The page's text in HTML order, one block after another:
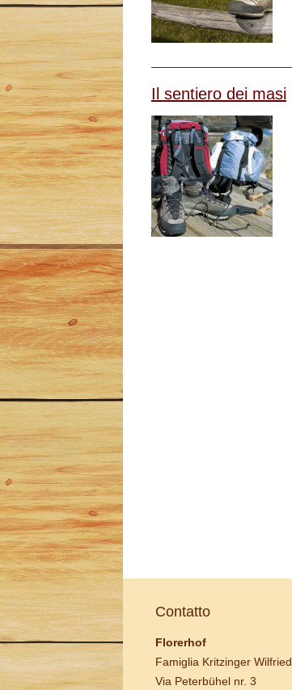
Il sentiero dei masi
Contatto
Florerhof
Famiglia Kritzinger Wilfried
Via Peterbühel nr. 3